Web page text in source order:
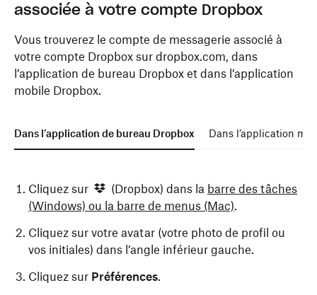
associée à votre compte Dropbox
Vous trouverez le compte de messagerie associé à
votre compte Dropbox sur dropbox.com, dans
l’application de bureau Dropbox et dans l’application
mobile Dropbox.
Dans l’application de bureau Dropbox Dans l’application
Cliquez sur (Dropbox) dans la barre des tâches
(Windows) ou la barre de menus (Mac).
Cliquez sur votre avatar (votre photo de profil ou
vos initiales) dans l’angle inférieur gauche.
Cliquez sur Préférences.